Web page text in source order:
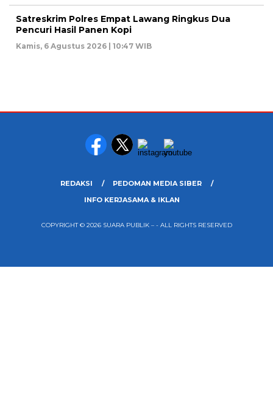
Satreskrim Polres Empat Lawang Ringkus Dua
Pencuri Hasil Panen Kopi
Kamis, 6 Agustus 2026 | 10:47 WIB
REDAKSI
PEDOMAN MEDIA SIBER
INFO KERJASAMA & IKLAN
COPYRIGHT © 2026 SUARA PUBLIK – - ALL RIGHTS RESERVED